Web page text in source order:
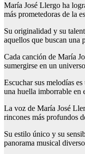
María José Llergo ha
más prometedoras de la
Su originalidad y su
aquellos que buscan una
Cada canción de María
sumergirse en un
Escuchar sus melodías
una huella imborrable en
La voz de María José
rincones más profundos
Su estilo único y su
panorama musical